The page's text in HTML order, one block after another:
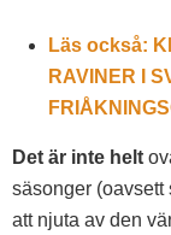
Läs också:
RAVINER I
Det är inte helt
säsonger (oavsett
att njuta av den